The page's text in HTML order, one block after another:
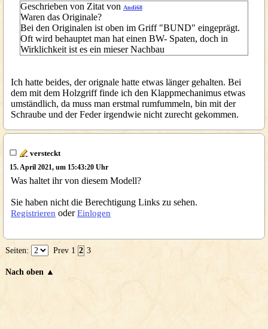
Geschrieben von Zitat von Andi68
Waren das Originale?
Bei den Originalen ist oben im Griff "BUND" eingeprägt.
Oft wird behauptet man hat einen BW- Spaten, doch in
Wirklichkeit ist es ein mieser Nachbau
Ich hatte beides, der orignale hatte etwas länger gehalten. Bei
dem mit dem Holzgriff finde ich den Klappmechanimus etwas
umständlich, da muss man erstmal rumfummeln, bin mit der
Schraube und der Feder irgendwie nicht zurecht gekommen.
versteckt
15. April 2021, um 15:43:20 Uhr
Was haltet ihr von diesem Modell?
Sie haben nicht die Berechtigung Links zu sehen.
Registrieren oderEinlogen
Seiten: Prev 1 2 3
Nach oben ▲